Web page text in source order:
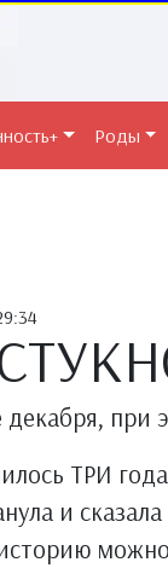
Роды
при
ТРИ
и